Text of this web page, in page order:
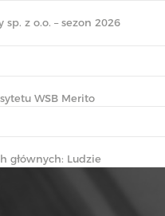
sp. z o.o. – sezon 2026
WSB Merito
głównych: Ludzie